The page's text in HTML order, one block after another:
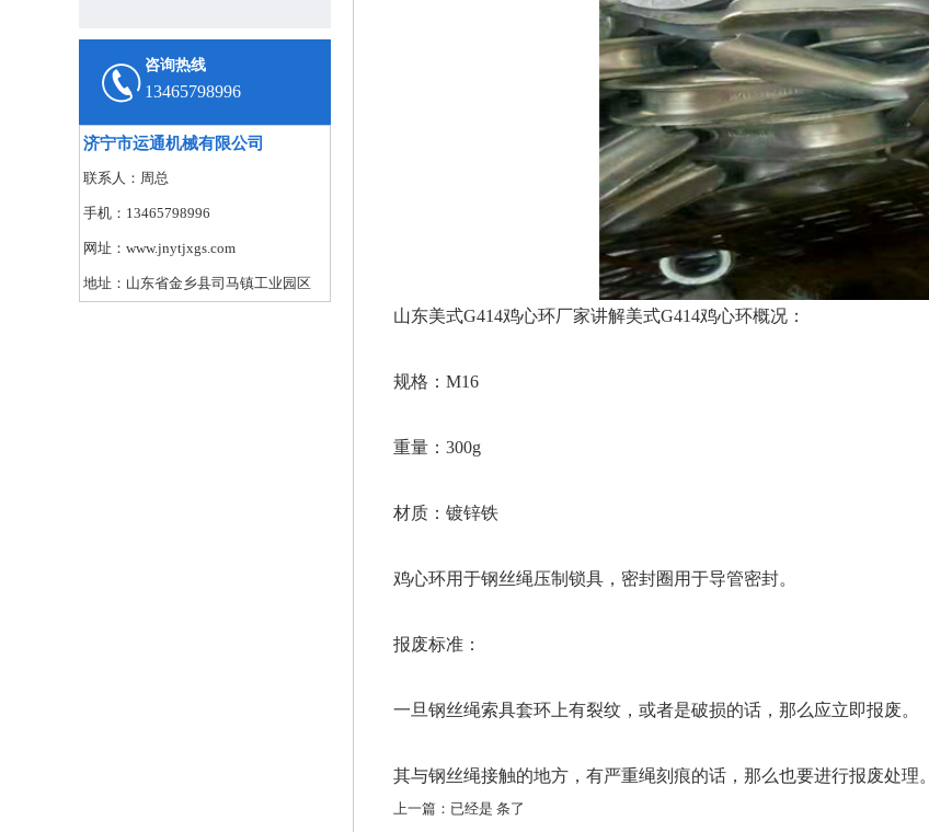
咨询热线
13465798996
济宁市运通机械有限公司
联系人：周总
手机：13465798996
网址：www.jnytjxgs.com
地址：山东省金乡县司马镇工业园区
山东美式G414鸡心环厂家讲解美式G414鸡心环概况：
规格：M16
重量：300g
材质：镀锌铁
鸡心环用于钢丝绳压制锁具，密封圈用于导管密封。
报废标准：
一旦钢丝绳索具套环上有裂纹，或者是破损的话，那么应立即报废。
其与钢丝绳接触的地方，有严重绳刻痕的话，那么也要进行报废处理。
上一篇：已经是 条了